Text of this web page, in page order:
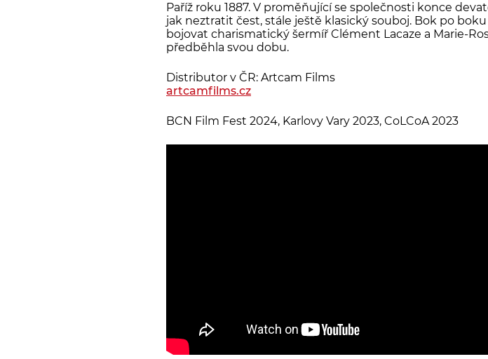
Paříž roku 1887. V proměňující se společnosti konce
jak neztratit čest, stále ještě klasický souboj. Bok po
bojovat charismatický šermíř Clément Lacaze a Marie-
předběhla svou dobu.
Distributor v ČR: Artcam Films
artcamfilms.cz
BCN Film Fest 2024, Karlovy Vary 2023, CoLCoA 2023